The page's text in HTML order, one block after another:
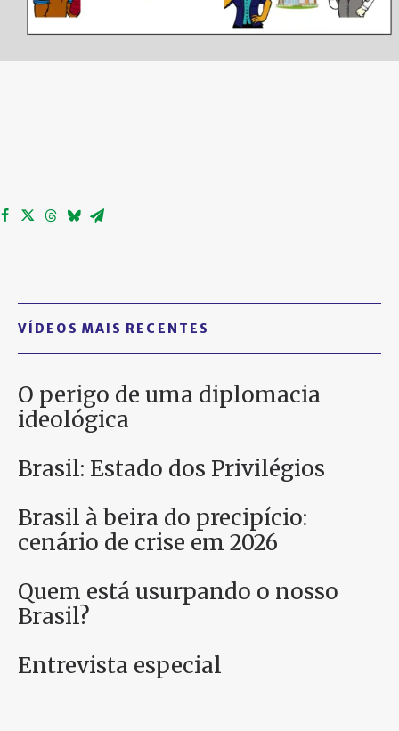
VÍDEOS MAIS RECENTES
O perigo de uma diplomacia
ideológica
Brasil: Estado dos Privilégios
Brasil à beira do precipício:
cenário de crise em 2026
Quem está usurpando o nosso
Brasil?
Entrevista especial